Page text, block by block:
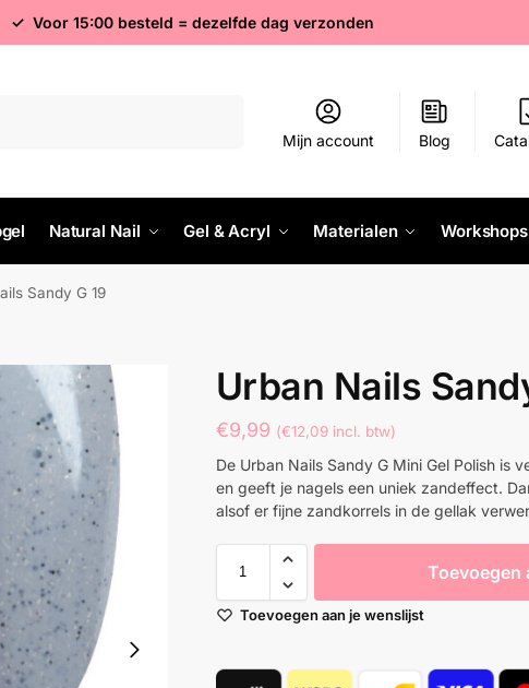
✓ Voor 15:00 besteld = dezelfde dag verzonden
Mijn account Blog
Natural Nail Gel & Acryl Materialen Workshops
Sandy G 19
Urban Nails
€9,99 (€12,09incl. btw)
De Urban Nails Sandy G Mini Gel Polish is
en geeft je nagels een uniek zandeffect.
alsof er fijne zandkorrels in de gellak
Toevoegen
Toevoegen aan je wenslijst